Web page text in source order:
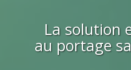
La solution
au portage